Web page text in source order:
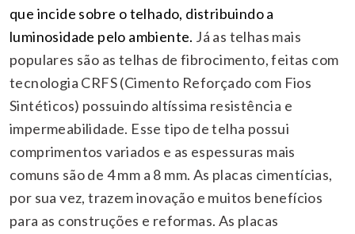
que incide sobre o telhado, distribuindo a
luminosidade pelo ambiente. Já as telhas mais
populares são as telhas de fibrocimento, feitas com
tecnologia CRFS (Cimento Reforçado com Fios
Sintéticos) possuindo altíssima resistência e
impermeabilidade. Esse tipo de telha possui
comprimentos variados e as espessuras mais
comuns são de 4 mm a 8 mm. As placas cimentícias,
por sua vez, trazem inovação e muitos benefícios
para as construções e reformas. As placas